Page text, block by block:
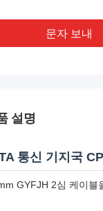
문자 보내
설명
통신 기지국
GYFJH 2심 케이블